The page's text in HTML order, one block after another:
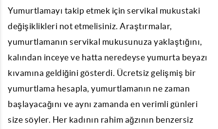
Yumurtlamayı takip etmek için servikal mukustaki
değişiklikleri not etmelisiniz. Araştırmalar,
yumurtlamanın servikal mukusunuza yaklaştığını,
kalından inceye ve hatta neredeyse yumurta beyazı
kıvamına geldiğini gösterdi. Ücretsiz gelişmiş bir
yumurtlama hesapla, yumurtlamanın ne zaman
başlayacağını ve aynı zamanda en verimli günleri
size söyler. Her kadının rahim ağzının benzersiz